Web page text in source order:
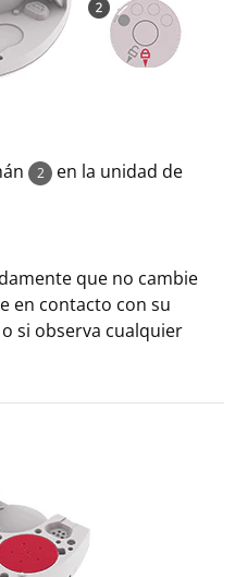
2
en la unidad de
que no cambie
en contacto con su
si observa cualquier